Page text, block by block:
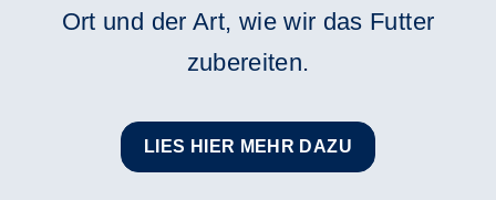
Ort und der Art, wie wir das Futter
zubereiten.
LIES HIER MEHR DAZU